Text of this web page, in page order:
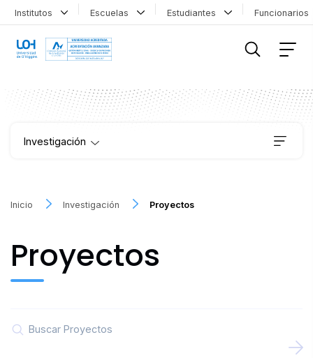
Institutos Escuelas Estudiantes
Investigación
Publicaciones
Inicio Investigación Proyectos
Proyectos